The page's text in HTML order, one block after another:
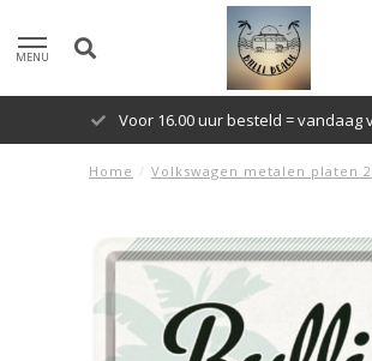
MENU
Voor 16.00 uur besteld = vandaag
Home / Volkswagen metalen platen